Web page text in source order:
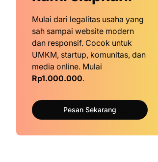
Mulai dari legalitas usaha yang
sah sampai website modern
dan responsif. Cocok untuk
UMKM, startup, komunitas, dan
media online. Mulai
Rp1.000.000.
Pesan Sekarang